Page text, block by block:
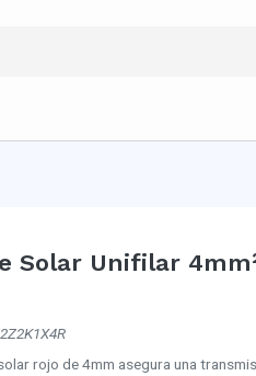
Solar Unifilar
rojo de 4mm asegura una